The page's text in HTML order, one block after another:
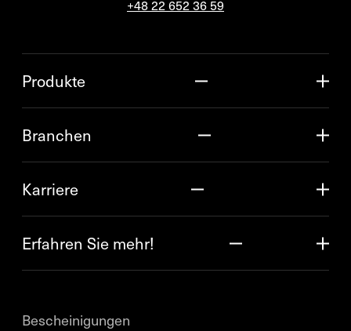
+48 22 652 36 59
Produkte
Branchen
Karriere
Erfahren Sie mehr!
Bescheinigungen